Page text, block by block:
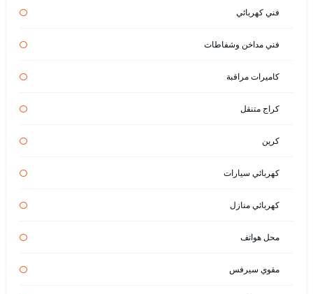
فني كهربائي
فني مداخن وشفاطات
كاميرات مراقبة
كراج متنقل
كرين
كهربائي سيارات
كهربائي منازل
محل هواتف
مقوي سيرفس